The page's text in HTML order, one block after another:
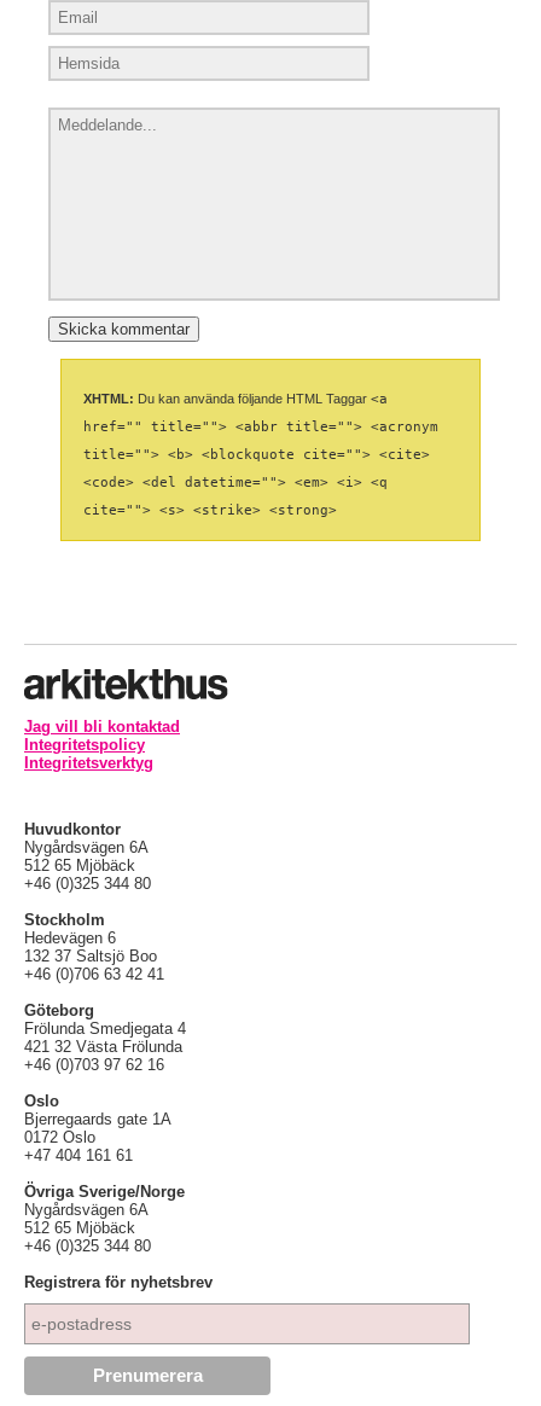
XHTML: Du kan använda följande HTML Taggar <a
href="" title=""> <abbr title=""> <acronym
title=""> <b> <blockquote cite=""> <cite>
<code> <del datetime=""> <em> <i> <q
cite=""> <s> <strike> <strong>
Jag vill bli kontaktad
Integritetspolicy
Integritetsverktyg
Huvudkontor
Nygårdsvägen 6A
512 65 Mjöbäck
+46 (0)325 344 80
Stockholm
Hedevägen 6
132 37 Saltsjö Boo
+46 (0)706 63 42 41
Göteborg
Frölunda Smedjegata 4
421 32 Västa Frölunda
+46 (0)703 97 62 16
Oslo
Bjerregaards gate 1A
0172 Oslo
+47 404 161 61
Övriga Sverige/Norge
Nygårdsvägen 6A
512 65 Mjöbäck
+46 (0)325 344 80
Registrera för nyhetsbrev